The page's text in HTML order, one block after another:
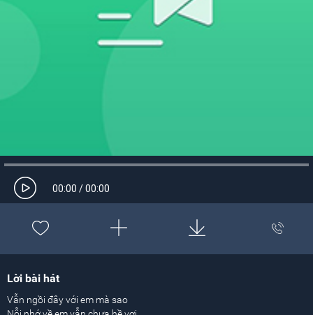
00:00 /00:00
Lời bài hát
Vẫn ngồi đây với em mà sao